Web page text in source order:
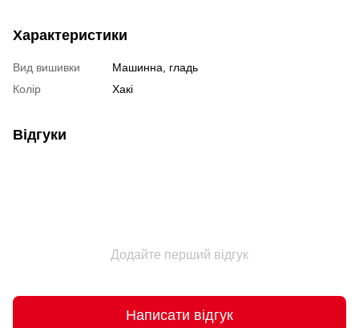
Характеристики
Вид вишивки
Машинна, гладь
Колір
Хакі
Відгуки
Додайте перший відгук
Написати відгук